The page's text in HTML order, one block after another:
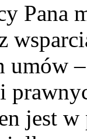
Pana
umów
jest